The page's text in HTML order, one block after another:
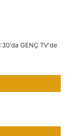
GENÇ TV'de